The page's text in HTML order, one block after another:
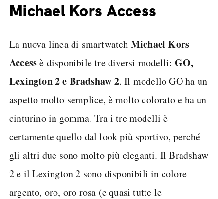
Michael Kors Access
La nuova linea di smartwatch Michael Kors
Accessè disponibile tre diversi modelli:GO,
Lexington 2 e Bradshaw 2. Il modello GO ha un
aspetto molto semplice, è molto colorato e ha un
cinturino in gomma. Tra i tre modelli è
certamente quello dal look più sportivo, perché
gli altri due sono molto più eleganti. Il Bradshaw
2 e il Lexington 2 sono disponibili in colore
argento, oro, oro rosa (e quasi tutte le